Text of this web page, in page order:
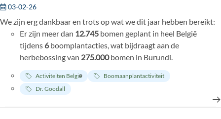
03-02-26
We zijn erg dankbaar en trots op wat we dit jaar hebben bereikt:
Er zijn meer dan 12.745 bomen geplant in heel België
tijdens 6boomplantacties, wat bijdraagt aan de
herbebossing van 275.000bomen in Burundi.
Onze inzet voor onderwijs en empowerment van jongeren
heeft geleid tot333workshops met6.923kinderen in heel
België, bijna een verdubbeling ten opzichte van vorig jaar!
Activiteiten België
Boomaanplantactiviteit
Dr. Goodall